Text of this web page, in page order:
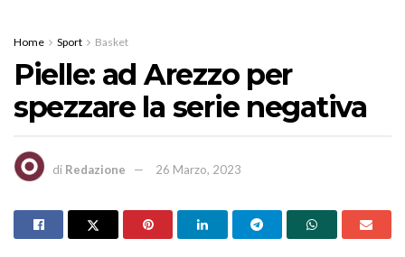
Home Sport Basket
Pielle: ad Arezzo per
spezzare la serie negativa
di Redazione 26 Marzo, 2023